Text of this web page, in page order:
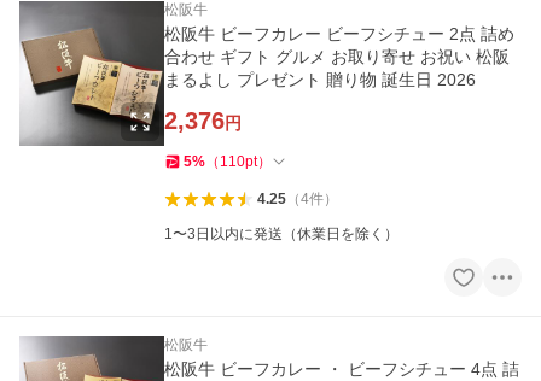
松阪牛
松阪牛 ビーフカレー ビーフシチュー 2点 詰め
合わせ ギフト グルメ お取り寄せ お祝い 松阪
まるよし プレゼント 贈り物 誕生日 2026
2,376円
5% （ 110pt）
4.25（4件）
1〜3日以内に発送（休業日を除く）
松阪牛
松阪牛 ビーフカレー ・ ビーフシチュー 4点 詰